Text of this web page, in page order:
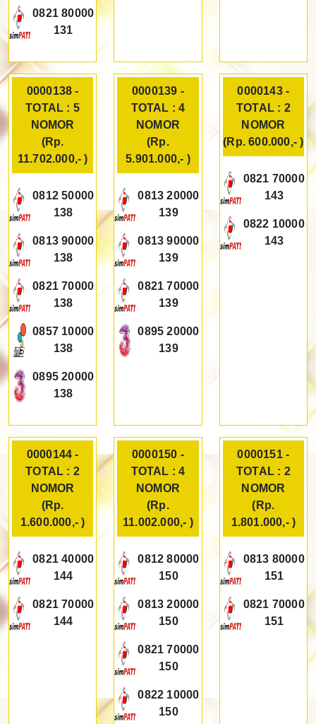
0821 80000
131
0000138 -
TOTAL : 5
NOMOR
(Rp.
11.702.000,- )
0812 50000
138
0813 90000
138
0821 70000
138
0857 10000
138
0895 20000
138
0000139 -
TOTAL : 4
NOMOR
(Rp.
5.901.000,- )
0813 20000
139
0813 90000
139
0821 70000
139
0895 20000
139
0000143 -
TOTAL : 2
NOMOR
(Rp. 600.000,- )
0821 70000
143
0822 10000
143
0000144 -
TOTAL : 2
NOMOR
(Rp.
1.600.000,- )
0821 40000
144
0821 70000
144
0000150 -
TOTAL : 4
NOMOR
(Rp.
11.002.000,- )
0812 80000
150
0813 20000
150
0821 70000
150
0822 10000
150
0000151 -
TOTAL : 2
NOMOR
(Rp.
1.801.000,- )
0813 80000
151
0821 70000
151